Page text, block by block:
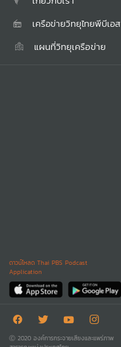
เครือข่ายวิทยุไทยพีบีเอส
แผนที่วิทยุเครือข่าย
ดาวน์โหลด Thai PBS Podcast
Application
Ⓒ 2020 องค์การกระจายเสียงและแพร่ภาพ